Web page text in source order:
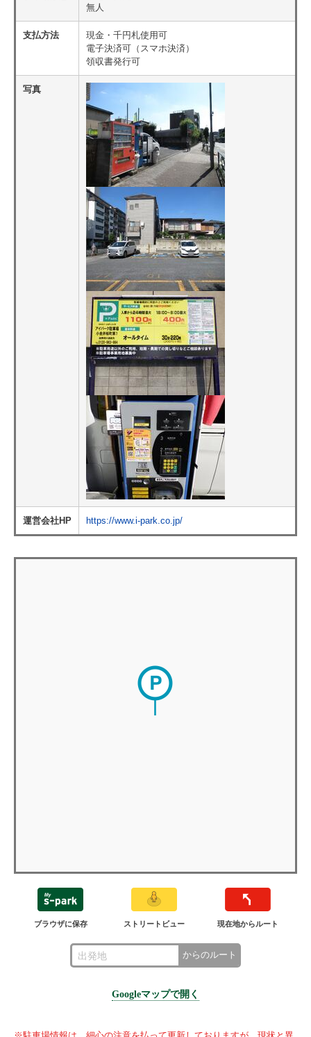
無人
支払方法
現金・千円札使用可
電子決済可（スマホ決済）
領収書発行可
写真
運営会社HP https://www.i-park.co.jp/
ブラウザに保存 ストリートビュー 現在地からルート
からのルート
Googleマップで開く